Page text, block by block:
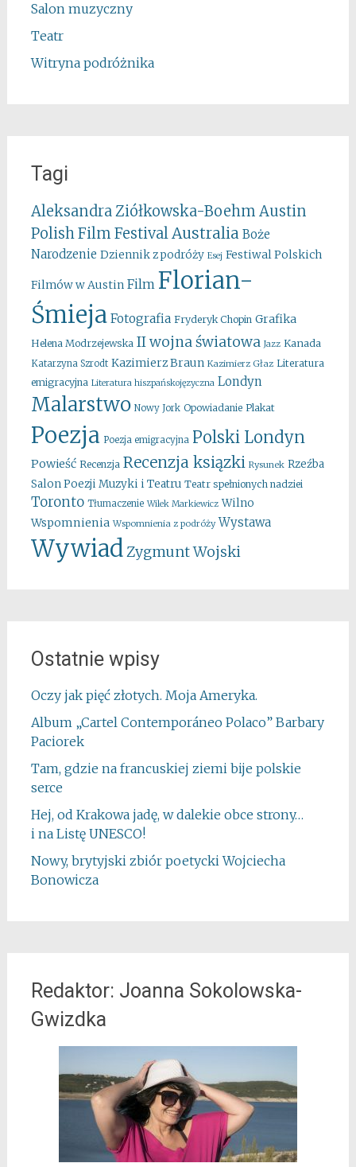
Salon muzyczny
Teatr
Witryna podróżnika
Tagi
Aleksandra Ziółkowska-Boehm Austin
Polish Film FestivalAustralia Boże
Narodzenie Dziennik z podróży Esej Festiwal Polskich
Filmów w Austin Film Florian-
Śmieja Fotografia Fryderyk Chopin Grafika
Helena Modrzejewska II wojna światowa Jazz Kanada
Katarzyna Szrodt Kazimierz Braun Kazimierz Głaz Literatura
emigracyjna Literatura hiszpańskojęzyczna Londyn
Malarstwo Nowy Jork Opowiadanie Plakat
Poezja Poezja emigracyjna Polski Londyn
Powieść Recenzja Recenzja ksiązki Rysunek Rzeźba
Salon Poezji Muzyki i Teatru Teatr spełnionych nadziei
Toronto Tłumaczenie Wilek Markiewicz Wilno
Wspomnienia Wspomnienia z podróży Wystawa
WywiadZygmunt Wojski
Ostatnie wpisy
Oczy jak pięć złotych. Moja Ameryka.
Album „Cartel Contemporáneo Polaco” Barbary
Paciorek
Tam, gdzie na francuskiej ziemi bije polskie
serce
Hej, od Krakowa jadę, w dalekie obce strony…
i na Listę UNESCO!
Nowy, brytyjski zbiór poetycki Wojciecha
Bonowicza
Redaktor: Joanna Sokolowska-
Gwizdka